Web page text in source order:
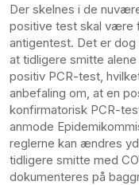
Der skelnes i de
positive test skal være
antigentest. Det er
at tidligere smitte
positiv PCR-test,
anbefaling om, at en
konfirmatorisk PCR-
anmode
reglerne kan ændres
tidligere smitte med
dokumenteres på